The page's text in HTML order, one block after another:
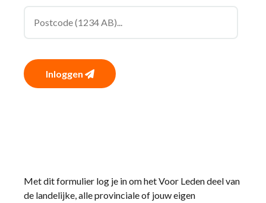
Inloggen
Met dit formulier log je in om het Voor Leden deel van
de landelijke, alle provinciale of jouw eigen